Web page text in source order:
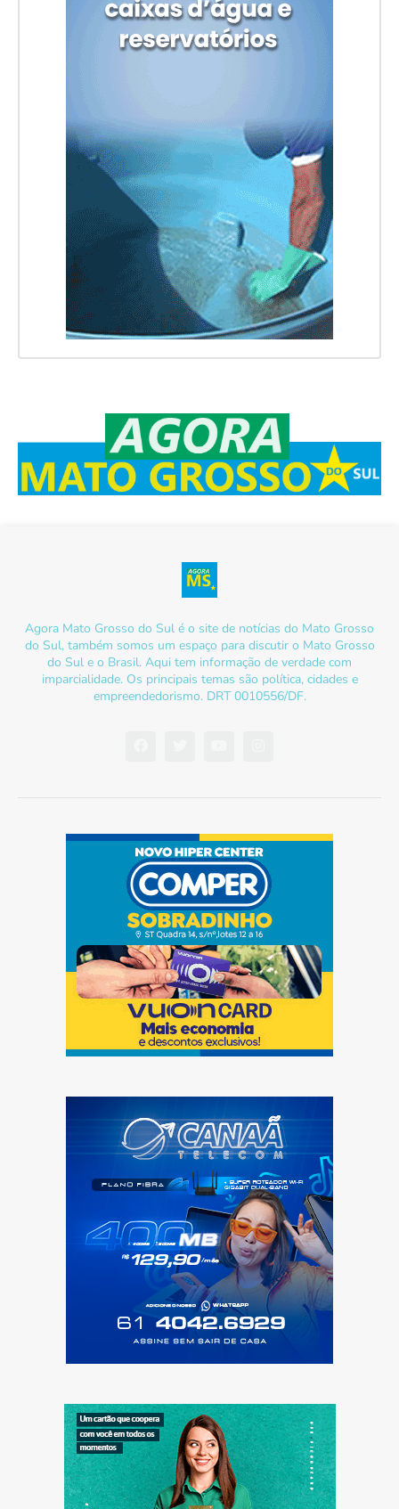
Agora Mato Grosso do Sul é o site de notícias do Mato Grosso
do Sul, também somos um espaço para discutir o Mato Grosso
do Sul e o Brasil. Aqui tem informação de verdade com
imparcialidade. Os principais temas são política, cidades e
empreendedorismo. DRT 0010556/DF.